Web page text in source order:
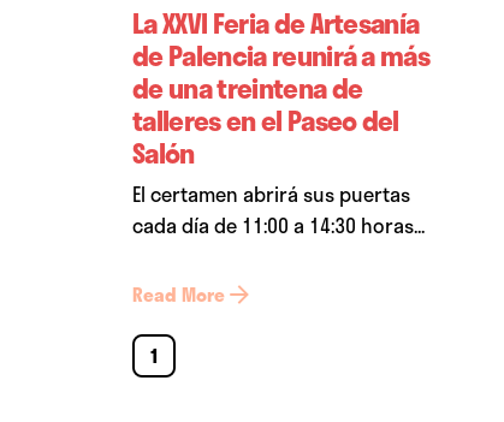
La XXVI Feria de Artesanía
de Palencia reunirá a más
de una treintena de
talleres en el Paseo del
Salón
El certamen abrirá sus puertas
cada día de 11:00 a 14:30 horas...
Read More
1